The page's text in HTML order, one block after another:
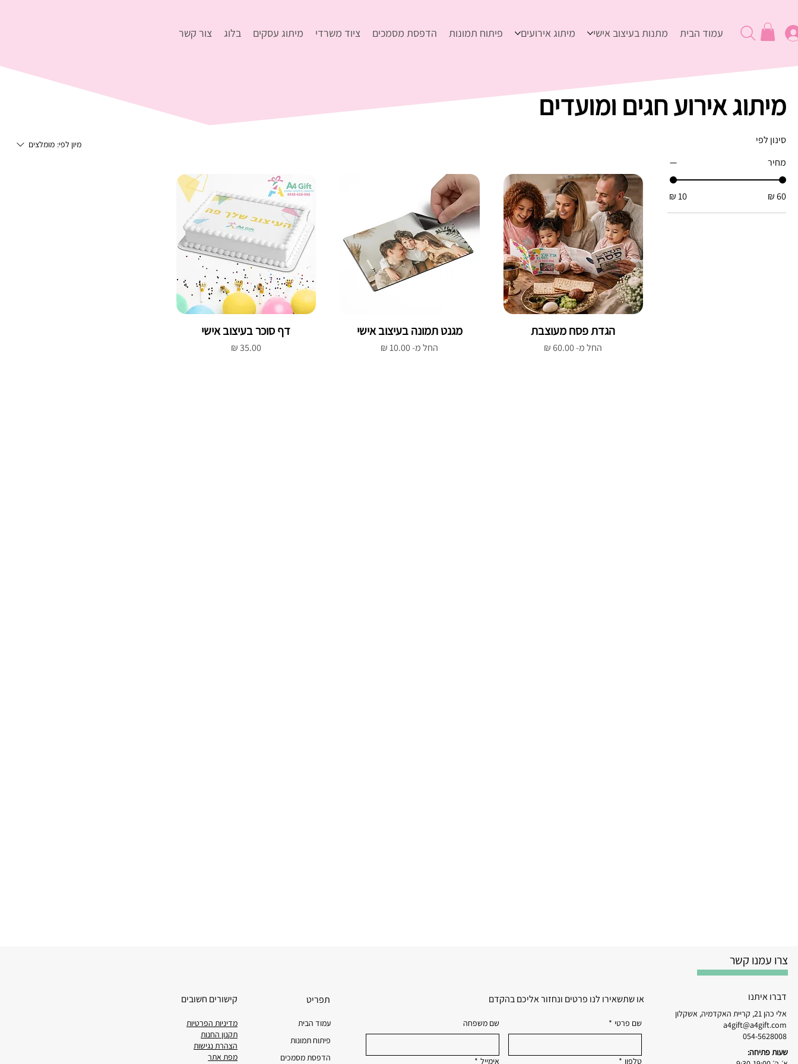
עמוד הבית מתנות בעיצוב אישי מיתוג אירועים פיתוח תמונות הדפסת מסמכים ציוד משרדי מיתוג עסקים בלוג צור קשר
מיתוג אירוע חגים ומועדים
סינון לפי
מחיר
מיון לפי: מומלצים
הגדת פסח מעוצבת
החל מ-
מחיר מבצע
מגנט תמונה בעיצוב אישי
החל מ-
מחיר מבצע
דף סוכר בעיצוב אישי
מחיר‏35.00 ‏₪
צרו עמנו קשר
דברו איתנו
אלי כהן 21, קריית האקדמיה, אשקלון
a4gift@a4gift.com
054-5628008
שעות פתיחה:
או שתשאירו לנו פרטים ונחזור אליכם בהקדם
שם פרטי * שם משפחה
טלפון * אימייל *
תפריט
עמוד הבית
פיתוח תמונות
הדפסת מסמכים
קישורים חשובים
מדיניות הפרטיות
תקנון החנות
הצהרת נגישות
מפת אתר